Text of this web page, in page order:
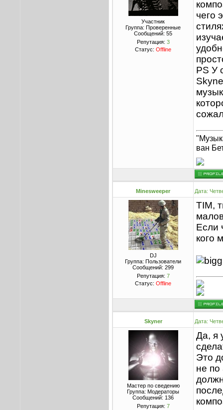
Участник
Группа: Проверенные
Сообщений: 55
Репутация: 3
Статус: Offline
чего
PS У
ван
Minesweeper Дата:
DJ
Группа: Пользователи
Сообщений: 299
Репутация: 7
Статус: Offline
TIM,
Если
кого
Skyner Дата:
Мастер по сведению
Группа: Модераторы
Сообщений: 136
Репутация: 7
Да, я
Это
не по